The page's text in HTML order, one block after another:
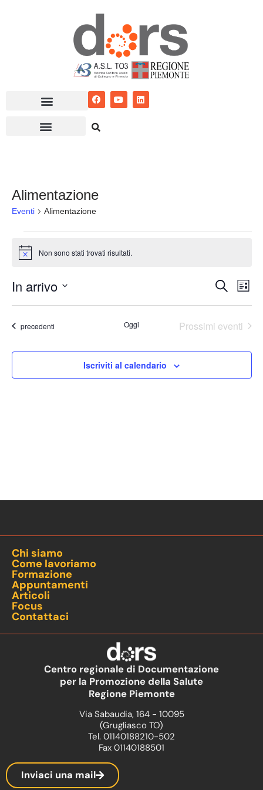
Alimentazione
Eventi Alimentazione
Notice Non sono stati trovati risultati.
Eventi
e
viste
Cerca
Lista
In arrivo
data.Eventi
precedenti Oggi Prossimi eventi
Iscriviti al calendario
Chi siamo
Come lavoriamo
Formazione
Appuntamenti
Articoli
Focus
Contattaci
Centro regionale di Documentazione
per la Promozione della Salute
Regione Piemonte
Via Sabaudia, 164 - 10095
(Grugliasco TO)
Tel. 01140188210-502
Fax 01140188501
Inviaci una mail